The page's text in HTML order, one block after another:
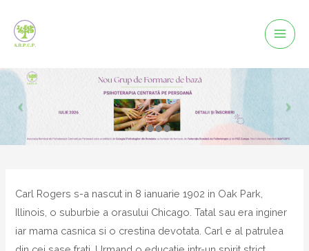
Carl Rogers s-a nascut in 8 ianuarie 1902 in Oak Park,
Illinois, o suburbie a orasului Chicago. Tatal sau era inginer
iar mama casnica si o crestina devotata. Carl e al patrulea